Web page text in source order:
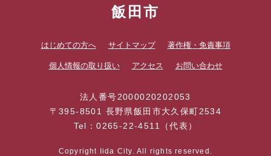
飯田市
はじめての方へ サイトマップ 著作権・免責事項
個人情報の取り扱い アクセス お問い合わせ
法人番号2000020202053
〒395-8501 長野県飯田市大久保町2534
Tel：0265-22-4511（代表）
Copyright Iida City. All rights reserved.